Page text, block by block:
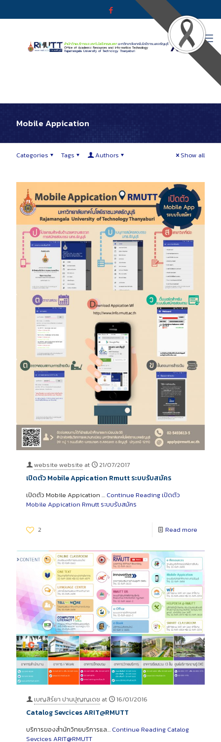
Mobile Appication
Categories Tags Authors Show all
website website at 21/07/2017
เปิดตัว Mobile Appication Rmutt ระบบรับสมัคร
เปิดตัว Mobile Appication … Continue Readingเปิดตัว
Mobile Appication Rmutt ระบบรับสมัคร
2 Read more
เบญสิร์ยา ปานปุญญเดช at 16/01/2016
Catalog Sevcices ARIT@RMUTT
บริการของสำนักวิทยบริการแล… Continue Reading Catalog
Sevcices ARIT@RMUTT